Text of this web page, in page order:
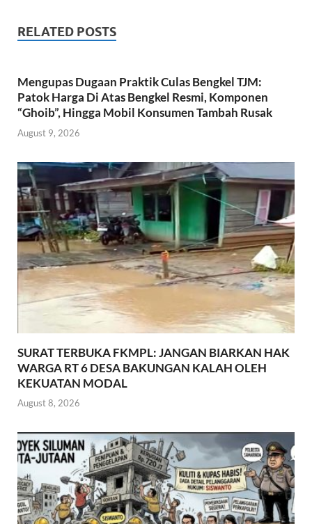
b
o
k
er s
p
p
RELATED POSTS
Mengupas Dugaan Praktik Culas Bengkel TJM:
Patok Harga Di Atas Bengkel Resmi, Komponen
“Ghoib”, Hingga Mobil Konsumen Tambah Rusak
August 9, 2026
SURAT TERBUKA FKMPL: JANGAN BIARKAN HAK
WARGA RT 6 DESA BAKUNGAN KALAH OLEH
KEKUATAN MODAL
August 8, 2026